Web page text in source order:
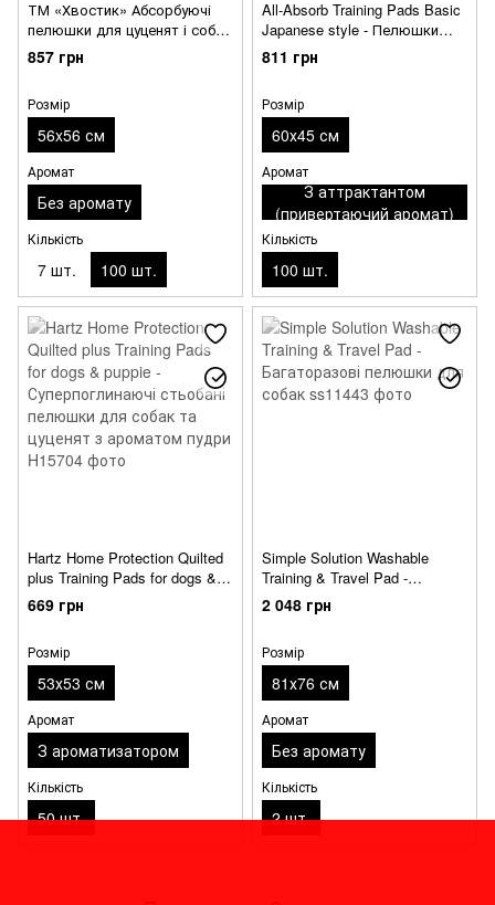
ТМ «Хвостик» Абсорбуючі
пелюшки для цуценят і собак
різних порід
857 грн
Розмір
56x56 см
Аромат
Без аромату
Кількість
7 шт. 100 шт.
All-Absorb Training Pads Basic
Japanese style - Пелюшки
тренувальні для цуценят і
собак дрібних порід (60x45
811 грн
Розмір
60х45 см
Аромат
З аттрактантом
(привертаючий аромат)
Кількість
100 шт.
Hartz Home Protection Quilted
plus Training Pads for dogs &
puppie - Суперпоглинаючі
стьобані пелюшки для собак
669 грн
Розмір
53х53 см
Аромат
З ароматизатором
Кількість
50 шт.
Simple Solution Washable
Training & Travel Pad -
Багаторазові пелюшки для
собак
2 048 грн
Розмір
81х76 см
Аромат
Без аромату
Кількість
2 шт.